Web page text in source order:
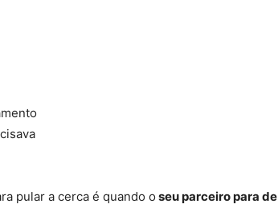
pular a cerca é quando o seu parceiro para de